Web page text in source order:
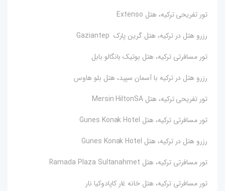
تور تفریحی ترکیه، هتل Extenso
رزرو هتل در ترکیه، هتل گرین پارک Gaziantep
تور مسافرتی ترکیه، هتل بوتیک بانگالو بابل
رزرو هتل در ترکیه با آسمان سپید، هتل بلو هاوس
تور تفریحی ترکیه، هتل Mersin HiltonSA
تور مسافرتی ترکیه، هتل Gunes Konak Hotel
رزرو هتل در ترکیه، هتل Gunes Konak Hotel
تور مسافرتی ترکیه، هتل Ramada Plaza Sultanahmet
تور مسافرتی ترکیه، هتل خانه غار کاپادوکیا نار